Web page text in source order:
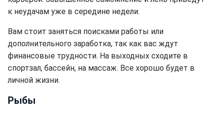
к неудачам уже в середине недели.
Вам стоит заняться поисками работы или
дополнительного заработка, так как вас ждут
финансовые трудности. На выходных сходите в
спортзал, бассейн, на массаж. Все хорошо будет в
личной жизни.
Рыбы